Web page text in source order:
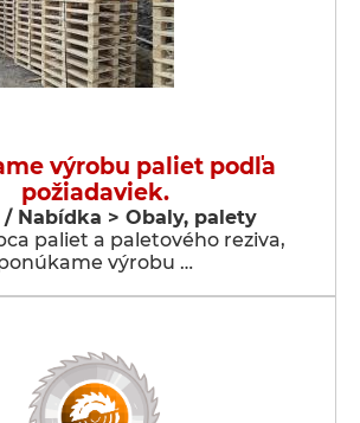
výrobu paliet podľa
požiadaviek.
/ Nabídka > Obaly, palety
paliet a paletového reziva,
výrobu …